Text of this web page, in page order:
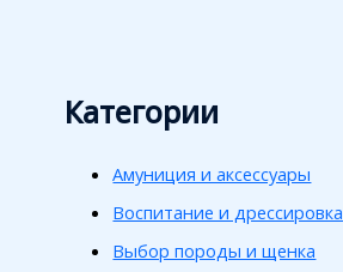
Категории
Амуниция и аксессуары
Воспитание и дрессировка
Выбор породы и щенка